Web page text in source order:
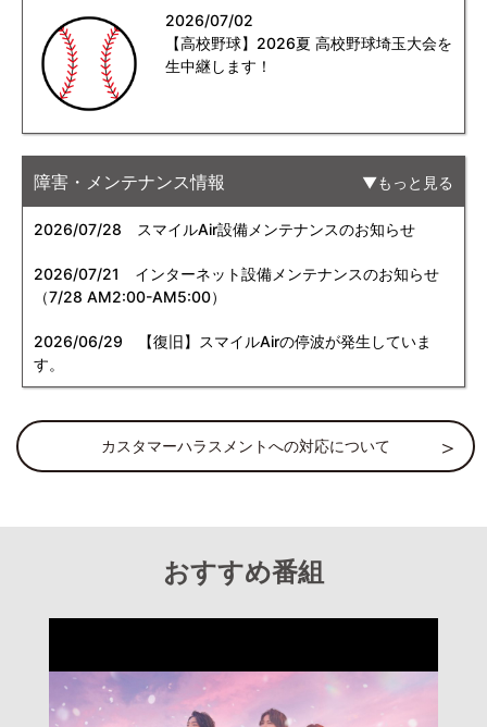
2026/07/02
【高校野球】2026夏 高校野球埼玉大会を
生中継します！
障害・メンテナンス情報 もっと見る
2026/07/28 スマイルAir設備メンテナンスのお知らせ
2026/07/21
インターネット設備メンテナンスのお知らせ
（7/28 AM2:00-AM5:00）
2026/06/29 【復旧】スマイルAirの停波が発生していま
す。
カスタマーハラスメントへの対応について
おすすめ番組